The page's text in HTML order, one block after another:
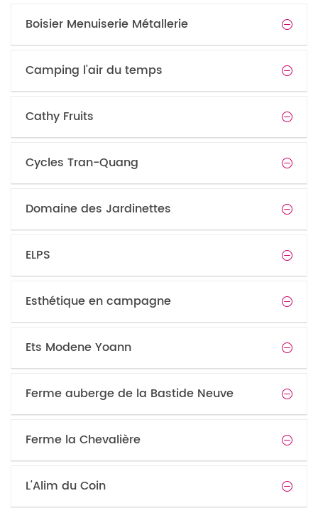
Boisier Menuiserie Métallerie
Camping l'air du temps
Cathy Fruits
Cycles Tran-Quang
Domaine des Jardinettes
ELPS
Esthétique en campagne
Ets Modene Yoann
Ferme auberge de la Bastide Neuve
Ferme la Chevalière
L'Alim du Coin